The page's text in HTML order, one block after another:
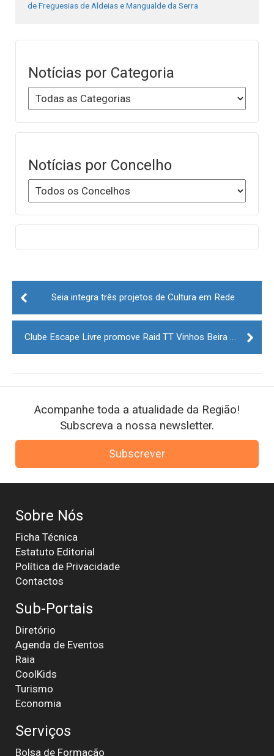
de Freguesias de Aldeias e Mangualde da Serra
Notícias por Categoria
Notícias por Concelho
Post
navigationSeia integra três projetos de Cultura em Rede
Clube Escape Livre promove Raid TT Vinhos Beira Interior em maio
Acompanhe toda a atualidade da Região!
Subscreva a nossa newsletter.
Subscrever
Sobre Nós
Ficha Técnica
Estatuto Editorial
Política de Privacidade
Contactos
Sub-Portais
Diretório
Agenda de Eventos
Raia
CoolKids
Turismo
Economia
Serviços
Bolsa de Formação